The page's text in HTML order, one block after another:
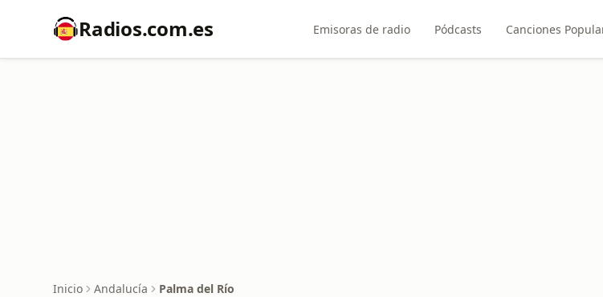
Radios.com.es Emisoras de radio Pódcasts Canciones
Inicio Andalucía Palma del Río